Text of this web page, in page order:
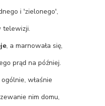
i 'zielonego',
telewizji.
, a marnowała się,
prąd na później.
właśnie
nim domu,